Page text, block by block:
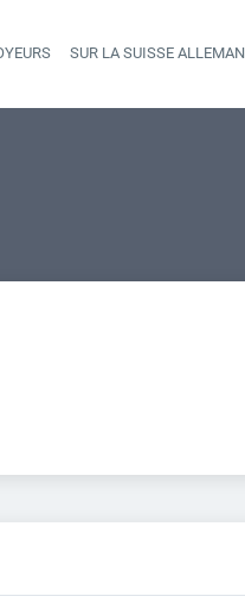
navigation
SUR LA SUISSE